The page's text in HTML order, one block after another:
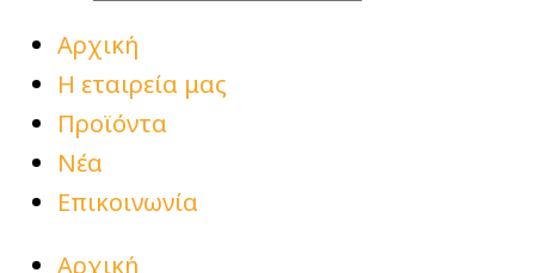
Αρχική
Η εταιρεία μας
Προϊόντα
Νέα
Επικοινωνία
Αρχική